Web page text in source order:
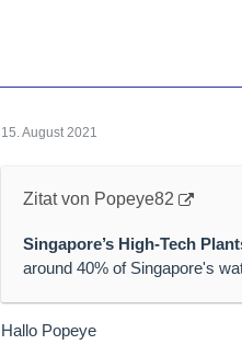
15. August 2021
Zitat von Popeye82
Singapore’s High-Tech
around 40% of Singapore's
Hallo Popeye